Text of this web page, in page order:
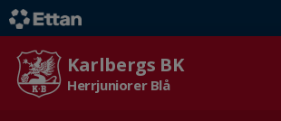
Karlbergs BK
Herrjuniorer Blå